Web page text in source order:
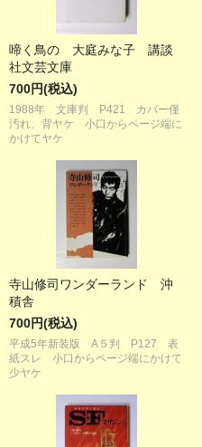
啼く鳥の 大庭みな子 講談
社文芸文庫
700円(税込)
1988年 文庫判 P421 カバー僅
汚れ、背ヤケ 小口からページ端に
かけてヤケ
寺山修司ワンダーランド 沖
積舎
700円(税込)
平成5年新装版 A５判 P127 表
紙スレ 小口からページ端にかけて
少ヤケ